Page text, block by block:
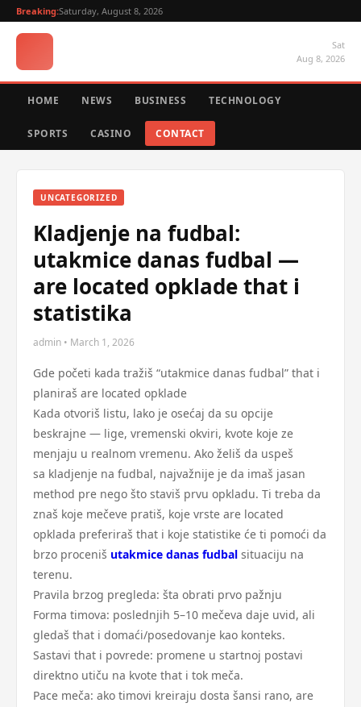
Breaking:Saturday, August 8, 2026
Sat
Aug 8, 2026
HOME NEWS BUSINESS TECHNOLOGY
SPORTS CASINO CONTACT
UNCATEGORIZED
Kladjenje na fudbal:
utakmice danas fudbal —
are located opklade that i
statistika
admin • March 1, 2026
Gde početi kada tražiš “utakmice danas fudbal” that i
planiraš are located opklade
Kada otvoriš listu, lako je osećaj da su opcije
beskrajne — lige, vremenski okviri, kvote koje ze
menjaju u realnom vremenu. Ako želiš da uspeš
sa kladjenje na fudbal, najvažnije je da imaš jasan
method pre nego što staviš prvu opkladu. Ti treba da
znaš koje mečeve pratiš, koje vrste are located
opklada preferiraš that i koje statistike će ti pomoći da
brzo proceniš utakmice danas fudbal situaciju na
terenu.
Pravila brzog pregleda: šta obrati prvo pažnju
Forma timova: poslednjih 5–10 mečeva daje uvid, ali
gledaš that i domaći/posedovanje kao konteks.
Sastavi that i povrede: promene u startnoj postavi
direktno utiču na kvote that i tok meča.
Pace meča: ako timovi kreiraju dosta šansi rano, are